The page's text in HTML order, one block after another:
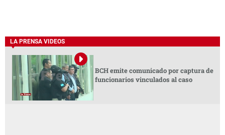
LA PRENSA VIDEOS
BCH emite comunicado por captura de
funcionarios vinculados al caso